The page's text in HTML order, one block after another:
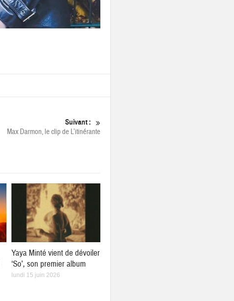
Suivant :
Max Darmon, le clip de L’itinérante
Yaya Minté vient de dévoiler
‘So’, son premier album
lundi 15 juin 2026